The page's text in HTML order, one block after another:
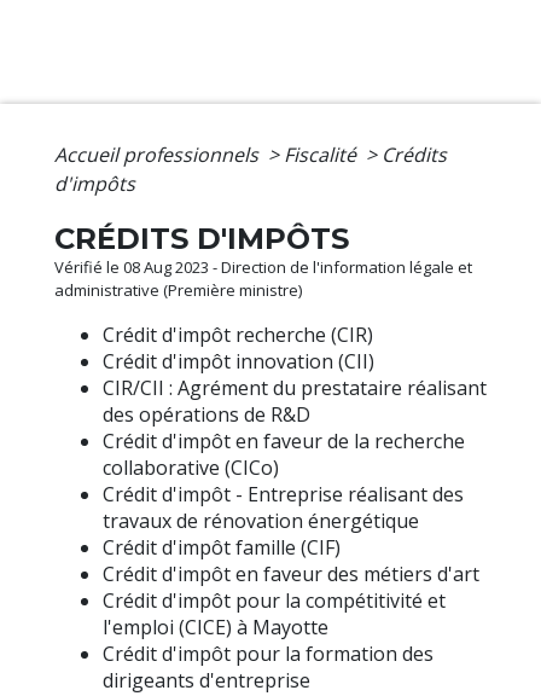
Accueil professionnels > Fiscalité > Crédits
d'impôts
CRÉDITS D'IMPÔTS
Vérifié le 08 Aug 2023 - Direction de l'information légale et
administrative (Première ministre)
Crédit d'impôt recherche (CIR)
Crédit d'impôt innovation (CII)
CIR/CII : Agrément du prestataire réalisant
des opérations de R&D
Crédit d'impôt en faveur de la recherche
collaborative (CICo)
Crédit d'impôt - Entreprise réalisant des
travaux de rénovation énergétique
Crédit d'impôt famille (CIF)
Crédit d'impôt en faveur des métiers d'art
Crédit d'impôt pour la compétitivité et
l'emploi (CICE) à Mayotte
Crédit d'impôt pour la formation des
dirigeants d'entreprise